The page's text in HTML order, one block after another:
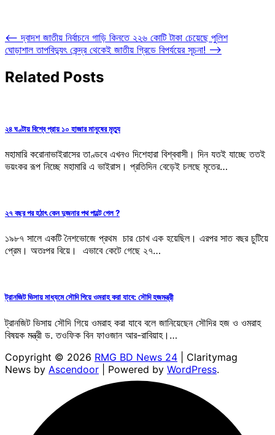
Post
navigation
⟵ দ্বাদশ জাতীয় নির্বাচনে গাড়ি কিনতে ২২৬ কোটি টাকা চেয়েছে পুলিশ
ঘোড়াশাল তাপবিদ্যুৎ কেন্দ্র থেকেই জাতীয় গ্রিডে বিপর্যয়ের সূচনা! ⟶
Related Posts
২৪ ঘণ্টায় বিশ্বে প্রায় ১০ হাজার মানুষের মৃত্যু
মহামারি করোনাভাইরাসের তাণ্ডবে এখনও দিশেহারা বিশ্ববাসী। দিন যতই যাচ্ছে ততই
ভয়ংকর রূপ নিচ্ছে মহামারি এ ভাইরাস। প্রতিদিন বেড়েই চলছে মৃতের…
২৭ বছর পর হঠাৎ কেন দুজনার পথ পাল্টে গেল ?
১৯৮৭ সালে একটি নৈশভোজে প্রথম চার চোখ এক হয়েছিল। এরপর সাত বছর চুটিয়ে
প্রেম। অতঃপর বিয়ে। এভাবে কেটে গেছে ২৭…
ট্রানজিট ভিসায় মাধ্যমে সৌদি গিয়ে ওমরাহ করা যাবে: সৌদি হজমন্ত্রী
ট্রানজিট ভিসায় সৌদি গিয়ে ওমরাহ করা যাবে বলে জানিয়েছেন সৌদির হজ ও ওমরাহ
বিষয়ক মন্ত্রী ড. তওফিক বিন ফাওজান আর-রাবিয়াহ।…
Copyright © 2026 RMG BD News 24 | Claritymag
News by Ascendoor | Powered by WordPress.